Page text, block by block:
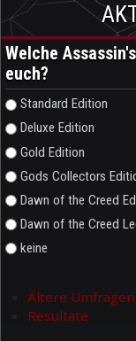
Welche
euch?
Auswahlmöglichkeiten
Standard Edition
Deluxe Edition
Gold Edition
Gods Collectors
Dawn of the Creed
Dawn of the Creed
keine
Ältere Umfragen
Resultate